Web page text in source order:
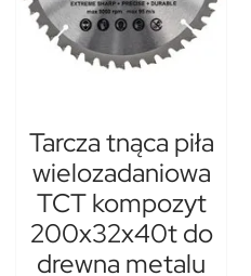
Tarcza tnąca piła
wielozadaniowa
TCT kompozyt
200x32x40t do
drewna metalu